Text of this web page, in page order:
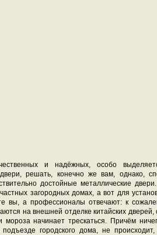
и надёжных, особо
решать, конечно же вам, однако,
достойные металлические
загородных домах, а вот для
вы, а профессионалы отвечают: к
на внешней отделке китайских дверей,
начинает трескаться. Причём
городского дома, не